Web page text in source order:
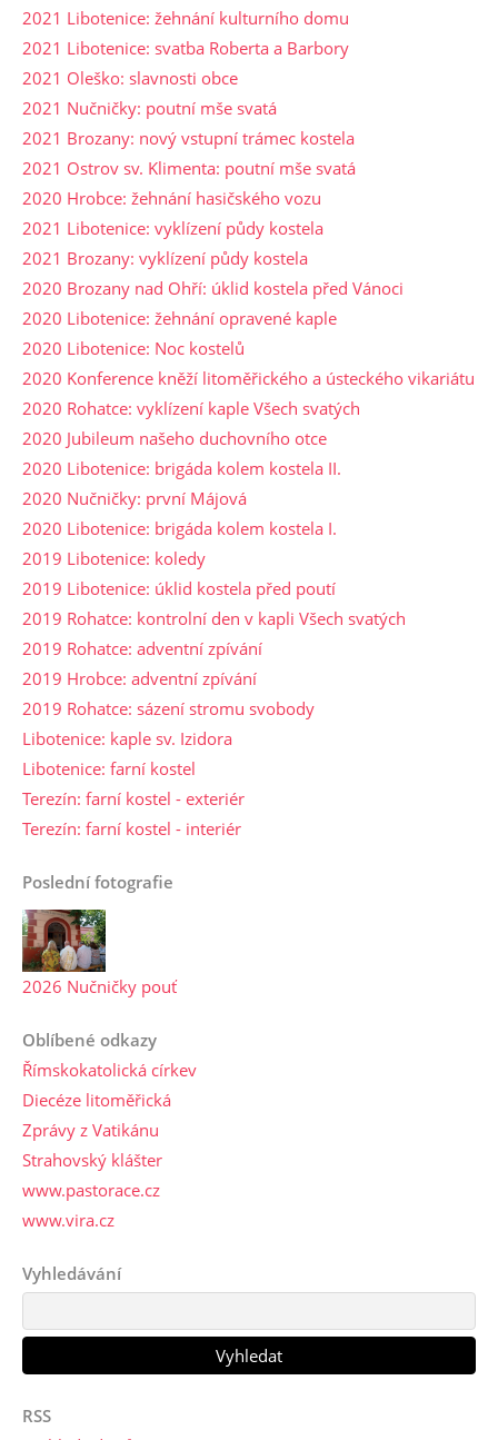
2021 Libotenice: žehnání kulturního domu
2021 Libotenice: svatba Roberta a Barbory
2021 Oleško: slavnosti obce
2021 Nučničky: poutní mše svatá
2021 Brozany: nový vstupní trámec kostela
2021 Ostrov sv. Klimenta: poutní mše svatá
2020 Hrobce: žehnání hasičského vozu
2021 Libotenice: vyklízení půdy kostela
2021 Brozany: vyklízení půdy kostela
2020 Brozany nad Ohří: úklid kostela před Vánoci
2020 Libotenice: žehnání opravené kaple
2020 Libotenice: Noc kostelů
2020 Konference kněží litoměřického a ústeckého vikariátu
2020 Rohatce: vyklízení kaple Všech svatých
2020 Jubileum našeho duchovního otce
2020 Libotenice: brigáda kolem kostela II.
2020 Nučničky: první Májová
2020 Libotenice: brigáda kolem kostela I.
2019 Libotenice: koledy
2019 Libotenice: úklid kostela před poutí
2019 Rohatce: kontrolní den v kapli Všech svatých
2019 Rohatce: adventní zpívání
2019 Hrobce: adventní zpívání
2019 Rohatce: sázení stromu svobody
Libotenice: kaple sv. Izidora
Libotenice: farní kostel
Terezín: farní kostel - exteriér
Terezín: farní kostel - interiér
Poslední fotografie
2026 Nučničky pouť
Oblíbené odkazy
Římskokatolická církev
Diecéze litoměřická
Zprávy z Vatikánu
Strahovský klášter
www.pastorace.cz
www.vira.cz
Vyhledávání
RSS